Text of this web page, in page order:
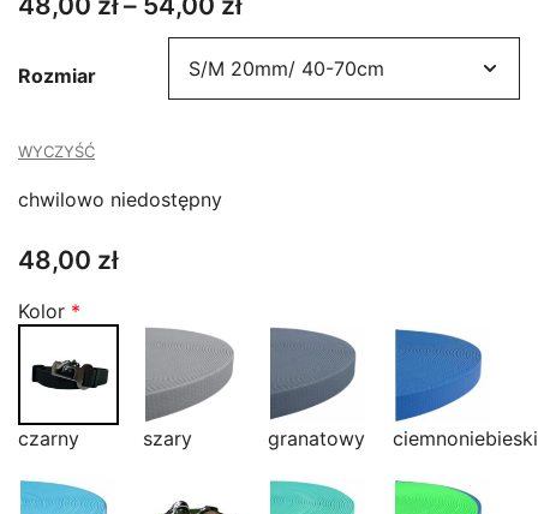
cen:
od
Rozmiar
WYCZYŚĆ
chwilowo niedostępny
48,00 zł
Kolor *
czarny szary granatowy ciemnoniebieski